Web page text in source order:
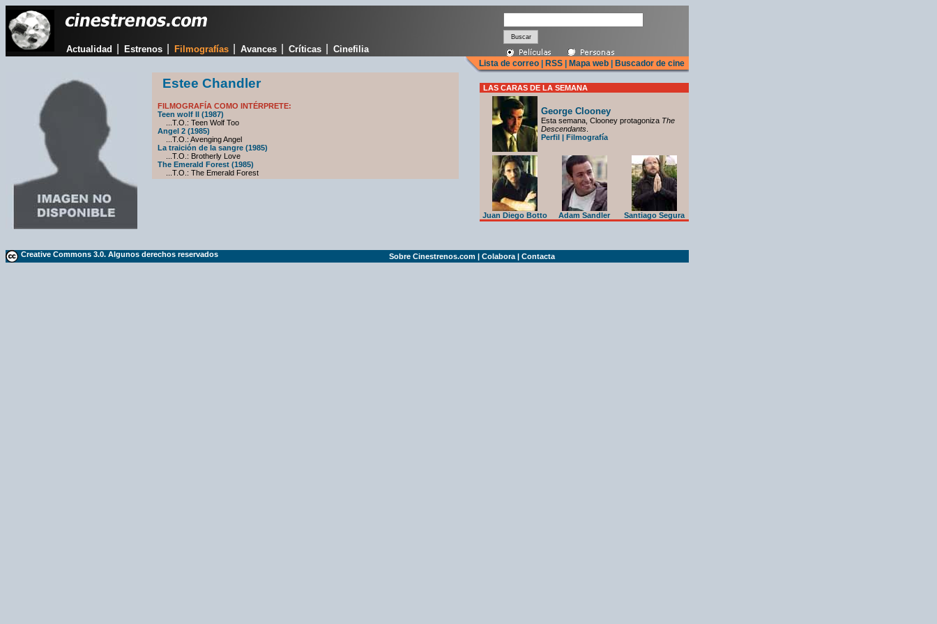
Actualidad Estrenos Filmografías Avances Críticas Cinefilia
Lista de correo RSS Mapa web Buscador de cine
Estee Chandler
FILMOGRAFÍA COMO INTÉRPRETE:
Teen wolf II (1987)
...T.O.: Teen Wolf Too
Angel 2 (1985)
...T.O.: Avenging Angel
La traición de la sangre (1985)
...T.O.: Brotherly Love
The Emerald Forest (1985)
...T.O.: The Emerald Forest
LAS CARAS DE LA SEMANA
George Clooney
Esta semana, Clooney protagoniza The
Descendants
Perfil | Filmografía
Juan Diego Botto Adam Sandler Santiago Segura
Creative Commons 3.0. Algunos derechos reservados Sobre Cinestrenos.com | Colabora | Contacta